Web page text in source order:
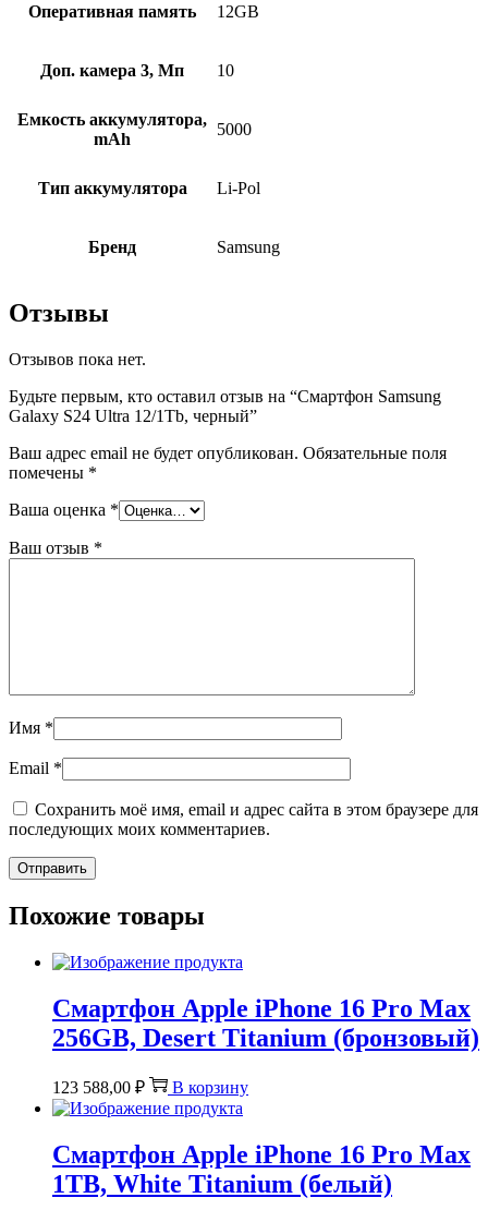
Оперативная память 12GB
Доп. камера 3, Мп 10
Емкость аккумулятора,
mAh
5000
Тип аккумулятора Li-Pol
Бренд Samsung
Отзывы
Отзывов пока нет.
Будьте первым, кто оставил отзыв на “Смартфон Samsung
Galaxy S24 Ultra 12/1Tb, черный”
Ваш адрес email не будет опубликован. Обязательные поля
помечены *
Ваша оценка *
Ваш отзыв *
Имя *
Email *
Сохранить моё имя, email и адрес сайта в этом браузере для
последующих моих комментариев.
Похожие товары
Смартфон Apple iPhone 16 Pro Max
256GB, Desert Titanium (бронзовый)
123 588,00 ₽ В корзину
Смартфон Apple iPhone 16 Pro Max
1TB, White Titanium (белый)